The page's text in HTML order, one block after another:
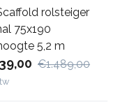
rolsteiger
75x190
5,2 m
€1.489,00